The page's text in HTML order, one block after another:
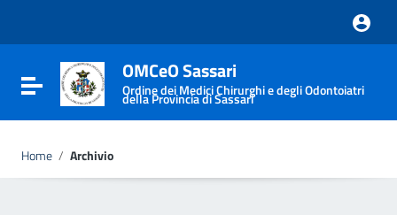
Vai al footer
Attiva / disattiva la navigazione
OMCeO Sassari
Ordine dei Medici Chirurghi e degli Odontoiatri
della Provincia di Sassari
Home / Archivio